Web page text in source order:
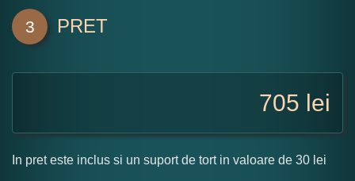
3 PRET
705 lei
In pret este inclus si un suport de tort in valoare de 30 lei